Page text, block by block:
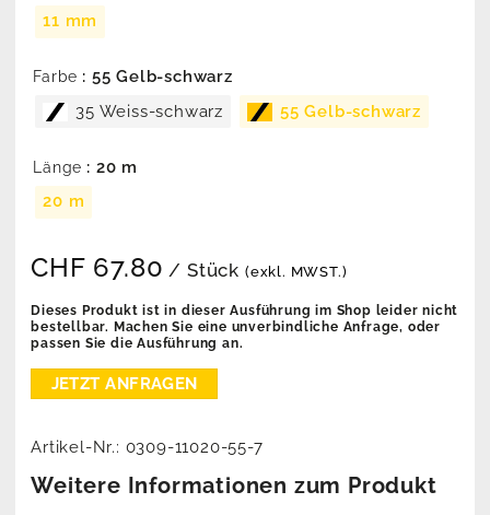
11 mm
Farbe : 55 Gelb-schwarz
35 Weiss-schwarz
55 Gelb-schwarz
Länge : 20 m
20 m
CHF 67.80 / Stück (exkl. MWST.)
Dieses Produkt ist in dieser Ausführung im Shop leider nicht
bestellbar. Machen Sie eine unverbindliche Anfrage, oder
passen Sie die Ausführung an.
Artikel-Nr.: 0309-11020-55-7
Weitere Informationen zum Produkt